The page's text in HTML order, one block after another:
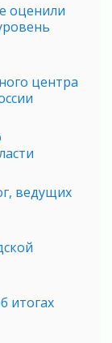
оценили
центра
ведущих
итогах